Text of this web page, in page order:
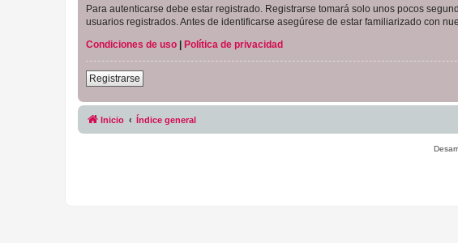
Para autenticarse debe estar registrado. Registrarse tomará solo unos pocos
usuarios registrados. Antes de identificarse asegúrese de estar familiarizado con
Condiciones de uso
Política de privacidad
Registrarse
Inicio Índice general